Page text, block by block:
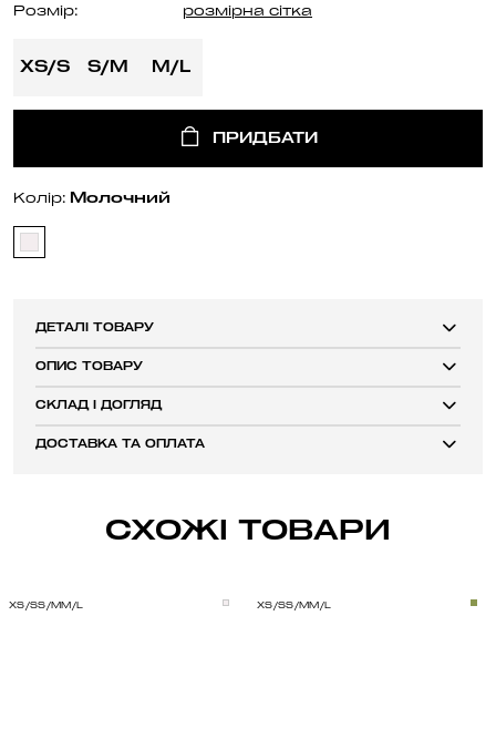
Розмір: розмірна сітка
XS/S S/M M/L
ПРИДБАТИ
Колір: Молочний
ДЕТАЛІ ТОВАРУ
ОПИС ТОВАРУ
СКЛАД І ДОГЛЯД
ДОСТАВКА ТА ОПЛАТА
СХОЖІ ТОВАРИ
XS/SS/M M/L XS/SS/M M/L